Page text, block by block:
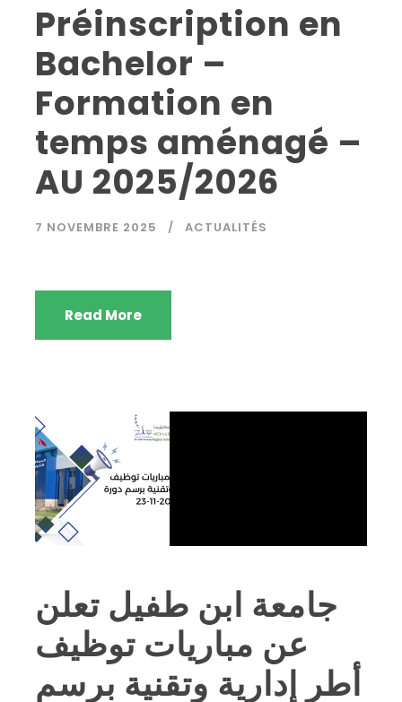
Préinscription en
Bachelor –
Formation en
temps aménagé –
AU 2025/2026
7 NOVEMBRE 2025 ACTUALITÉS
Read More
جامعة ابن طفيل تعلن
عن مباريات توظيف
أطر إدارية وتقنية برسم